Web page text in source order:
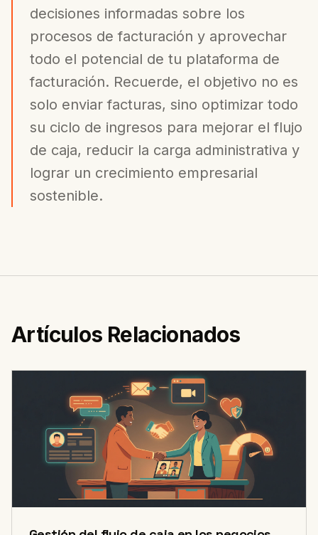
decisiones informadas sobre los
procesos de facturación y aprovechar
todo el potencial de tu plataforma de
facturación. Recuerde, el objetivo no es
solo enviar facturas, sino optimizar todo
su ciclo de ingresos para mejorar el flujo
de caja, reducir la carga administrativa y
lograr un crecimiento empresarial
sostenible.
Artículos Relacionados